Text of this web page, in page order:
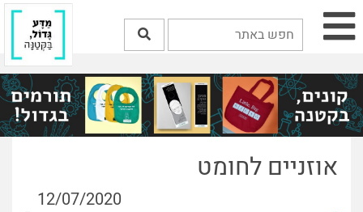
אוזניים לחומט
12/07/2020